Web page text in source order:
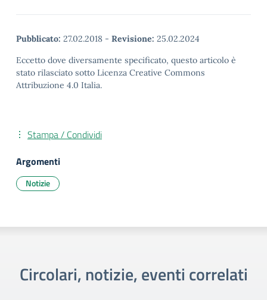
Pubblicato: 27.02.2018 - Revisione: 25.02.2024
Eccetto dove diversamente specificato, questo articolo è
stato rilasciato sotto Licenza Creative Commons
Attribuzione 4.0 Italia.
Stampa / Condividi
Argomenti
Notizie
Circolari, notizie, eventi correlati